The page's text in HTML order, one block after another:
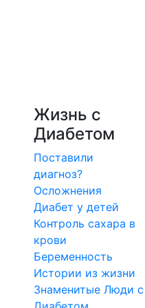
Жизнь с
Диабетом
Поставили
диагноз?
Осложнения
Диабет у детей
Контроль сахара в
крови
Беременность
Истории из жизни
Знаменитые Люди с